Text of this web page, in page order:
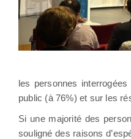
les personnes
public (à 76%) et sur les
Si une majorité des
souligné des raisons